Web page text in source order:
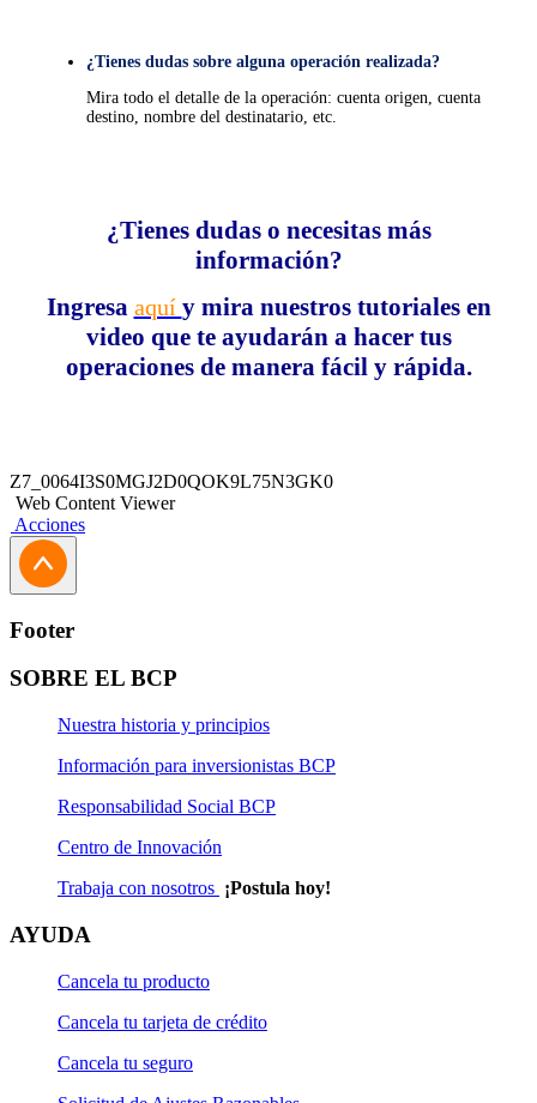
¿Tienes dudas sobre alguna operación realizada?
Mira todo el detalle de la operación: cuenta origen, cuenta
destino, nombre del destinatario, etc.
¿Tienes dudas o necesitas más
información?
Ingresa aquí y mira nuestros tutoriales en
video que te ayudarán a hacer tus
operaciones de manera fácil y rápida.
Z7_0064I3S0MGJ2D0QOK9L75N3GK0
Web Content Viewer
Acciones
Footer
SOBRE EL BCP
Nuestra historia y principios
Información para inversionistas BCP
Responsabilidad Social BCP
Centro de Innovación
Trabaja con nosotros ¡Postula hoy!
AYUDA
Cancela tu producto
Cancela tu tarjeta de crédito
Cancela tu seguro